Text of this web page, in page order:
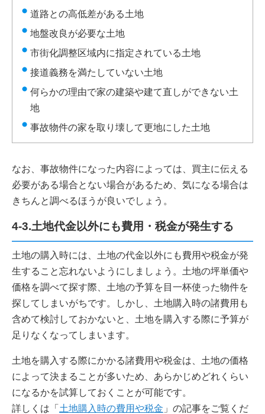
道路との高低差がある土地
地盤改良が必要な土地
市街化調整区域内に指定されている土地
接道義務を満たしていない土地
何らかの理由で家の建築や建て直しができない土
地
事故物件の家を取り壊して更地にした土地
なお、事故物件になった内容によっては、買主に伝える
必要がある場合とない場合があるため、気になる場合は
きちんと調べるほうが良いでしょう。
4-3.土地代金以外にも費用・税金が発生する
土地の購入時には、土地の代金以外にも費用や税金が発
生すること忘れないようにしましょう。土地の坪単価や
価格を調べて探す際、土地の予算を目一杯使った物件を
探してしまいがちです。しかし、土地購入時の諸費用も
含めて検討しておかないと、土地を購入する際に予算が
足りなくなってしまいます。
土地を購入する際にかかる諸費用や税金は、土地の価格
によって決まることが多いため、あらかじめどれくらい
になるかを試算しておくことが可能です。
詳しくは「 土地購入時の費用や税金 」の記事をご覧くだ